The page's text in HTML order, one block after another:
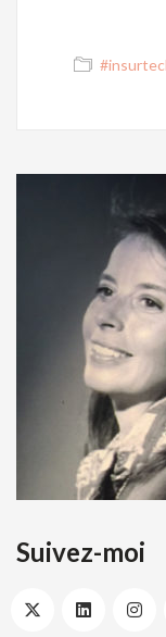
Suivez-moi